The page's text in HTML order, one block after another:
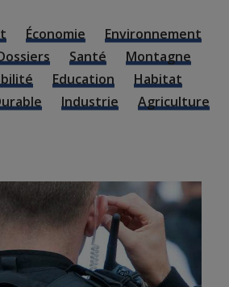
Économie
Environnement
Santé
Montagne
Education
Habitat
Industrie Agriculture